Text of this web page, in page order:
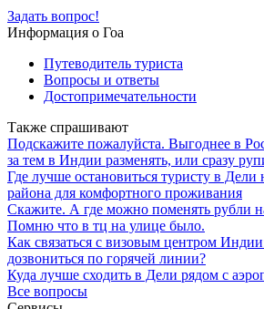
Задать вопрос!
Информация о Гоа
Путеводитель туриста
Вопросы и ответы
Достопримечательности
Также спрашивают
Подскажите пожалуйста. Выгоднее в
за тем в Индии разменять, или сразу
Где лучше остановиться туристу в
района для комфортного проживания
Скажите. А где можно поменять рубли
Помню что в тц на улице было.
Как связаться с визовым центром
дозвониться по горячей линии?
Куда лучше сходить в Дели рядом с
Все вопросы